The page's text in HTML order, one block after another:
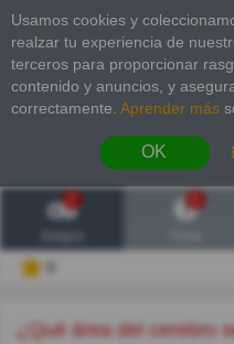
Usamos cookies y
realzar tu experiencia de
terceros para proporcionar
contenido y anuncios, y
correctamente. Aprender más
OK
2
¿Qué área del cerebro se activa cuando sentimos